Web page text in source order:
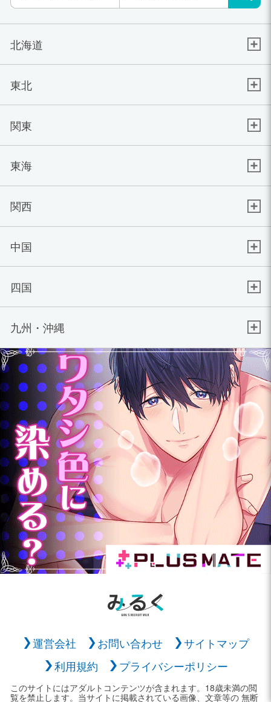
北海道
東北
関東
東海
関西
中国
四国
九州・沖縄
運営会社 お問い合わせ
サイトマップ
利用規約
プライバシーポリシー
このサイトにはアダルトコンテンツが含まれます。18歳未満の閲
覧を禁止します。当サイトに掲載されている画像、文章等の 無断